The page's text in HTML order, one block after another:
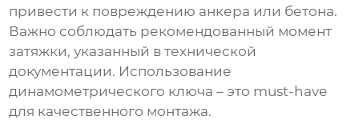
привести к повреждению анкера или бетона.
Важно соблюдать рекомендованный момент
затяжки, указанный в технической
документации. Использование
динамометрического ключа – это must-have
для качественного монтажа.